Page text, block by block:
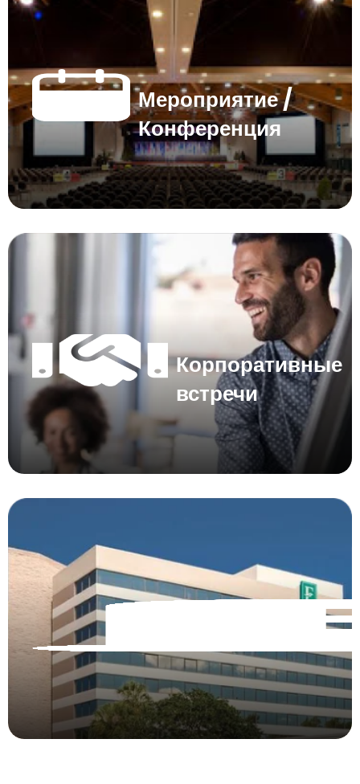
Мероприятие /
Конференция
Корпоративные
встречи